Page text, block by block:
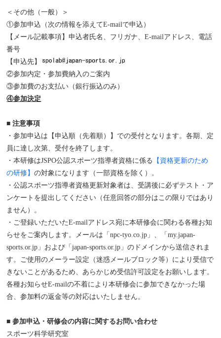
＜その他（一般）＞
①参加申込（次の情報を添えてE-mailで申込）
【メール記載事項】申込者氏名、フリガナ、E-mailアドレス、電話
番号
【申込先】
②参加内定・参加費納入のご案内
③参加費のお支払い（銀行振込のみ）
④参加決定
■ 注意事項
・参加申込は【申込順（先着順）】での受付となります。各期、定
員に達し次第、受付を終了します。
・本研修はJSPO公認スポーツ指導者資格に係る
【資格更新のため
の研修】の対象になります（一部資格を除く）。
・公認スポーツ指導者資格更新対象者は、受講後に必ずテスト・ア
ンケートを提出してください（任意回答の部分はこの限りではあり
ません）。
・ご登録いただいたE-mailアドレス宛に本研修会に関わる各種お知
らせをご案内します。メールは「npc-tyo.co.jp」、「my.japan-
sports.or.jp」および「japan-sports.or.jp」のドメインから送信されま
す。ご使用のメーラー設定（迷惑メールブロック等）により受信で
きないことがあるため、あらかじめ受信許可設定をお願いします。
各種お知らせE-mailの不着により本研修会に参加できなかった場
合、参加料の返金等の対応はいたしません。
■ 参加申込・研修会の内容に関するお問い合わせ
スポーツ科学研究室